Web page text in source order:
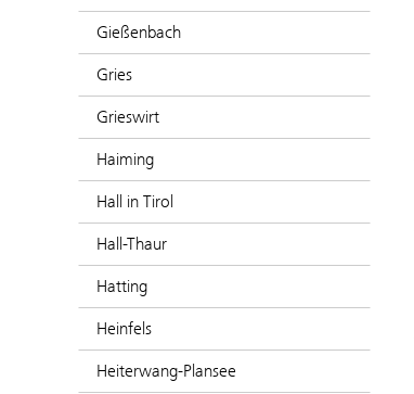
Gießenbach
Gries
Grieswirt
Haiming
Hall in Tirol
Hall-Thaur
Hatting
Heinfels
Heiterwang-Plansee